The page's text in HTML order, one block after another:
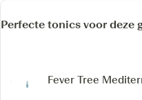
Perfecte tonics voor deze
Fever Tree